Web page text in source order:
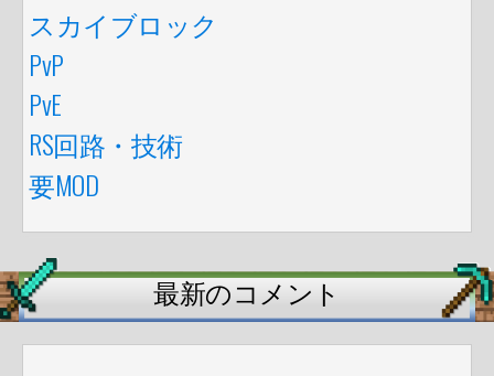
スカイブロック
PvP
PvE
RS回路・技術
要MOD
最新のコメント